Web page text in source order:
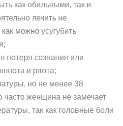
как обильными, так и
лечить не
можно усугубить
потеря сознания или
и рвота;
но не менее 38
часто женщина не замечает
так как головные боли